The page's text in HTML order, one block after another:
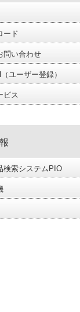
ード
問い合わせ
ユーザー登録）
ビス
検索システムPIO